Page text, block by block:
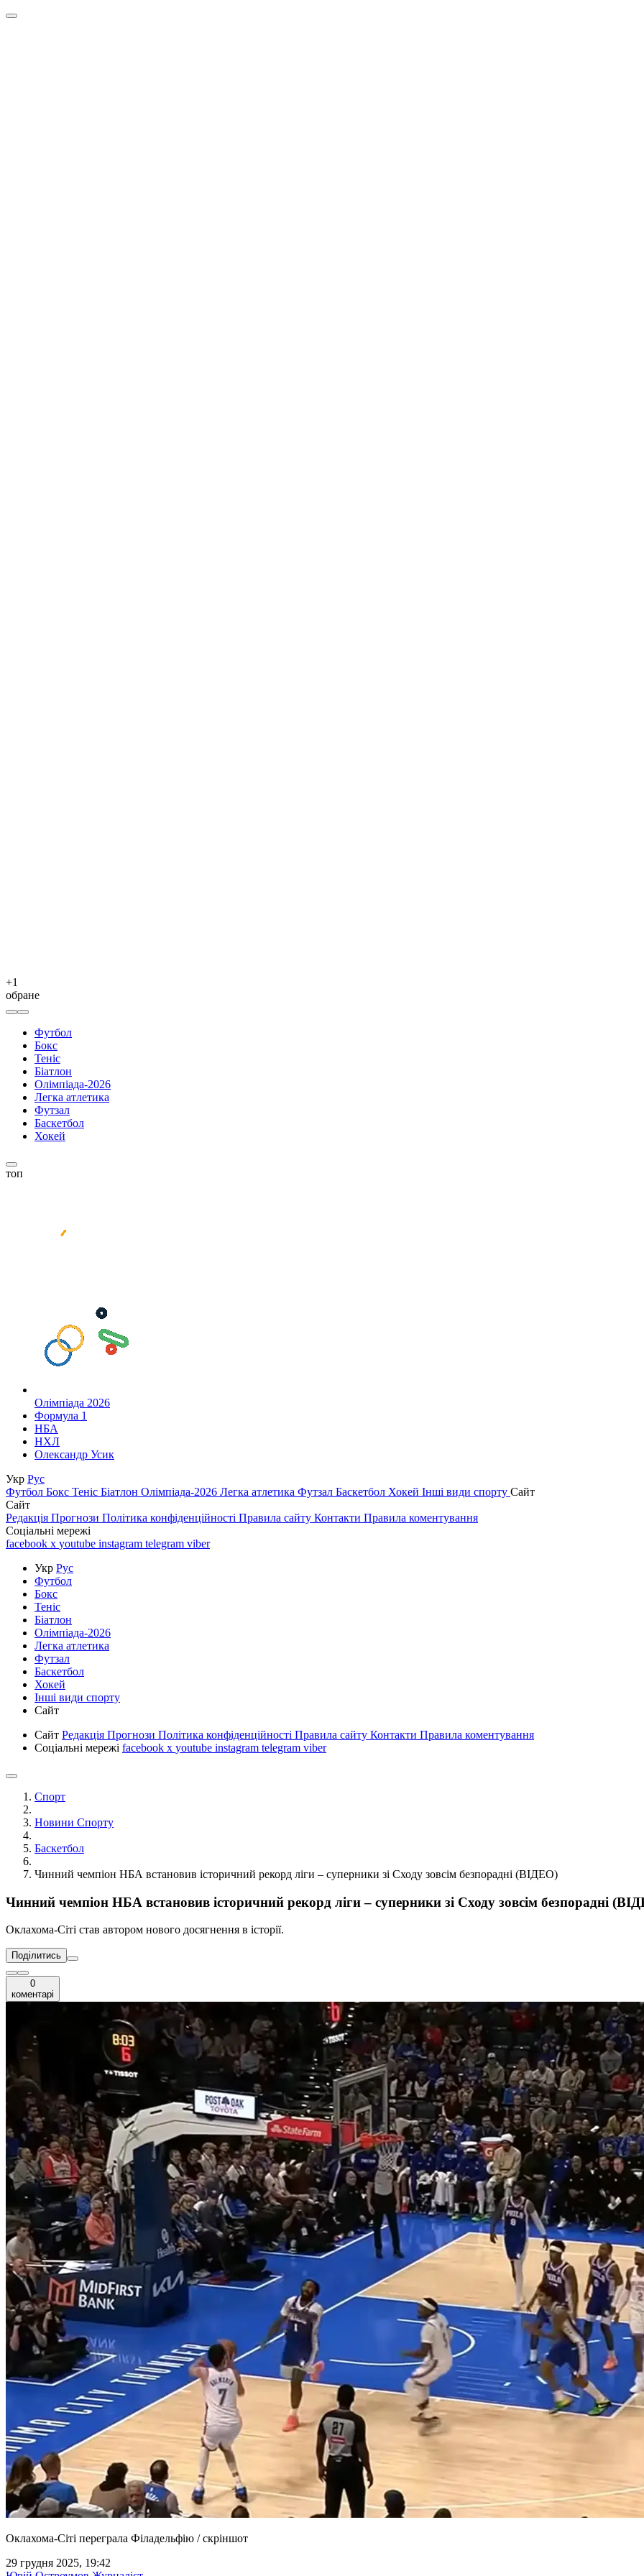
+1
обране
Футбол
Бокс
Теніс
Біатлон
Олімпіада-2026
Легка атлетика
Футзал
Баскетбол
Хокей
топ
Олімпіада 2026
Формула 1
НБА
НХЛ
Олександр Усик
Укр Рус
Футбол Бокс Теніс Біатлон Олімпіада-2026 Легка атлетика Футзал Баскетбол Хокей Інші види спорту Сайт
Сайт
Редакція Прогнози Політика конфіденційності Правила сайту Контакти Правила коментування
Соціальні мережі
facebook x youtube instagram telegram viber
Укр Рус
Футбол
Бокс
Теніс
Біатлон
Олімпіада-2026
Легка атлетика
Футзал
Баскетбол
Хокей
Інші види спорту
Сайт
Сайт Редакція Прогнози Політика конфіденційності Правила сайту Контакти Правила коментування
Соціальні мережі facebook x youtube instagram telegram viber
Спорт
Новини Спорту
Баскетбол
Чинний чемпіон НБА встановив історичний рекорд ліги – суперники зі Сходу зовсім безпорадні (ВІДЕО)
Чинний чемпіон НБА встановив історичний рекорд ліги – суперники зі Сходу зовсім безпорадні
Оклахома-Сіті став автором нового досягнення в історії.
Поділитись
0
коментарі
Оклахома-Сіті переграла Філадельфію / скріншот
29 грудня 2025, 19:42